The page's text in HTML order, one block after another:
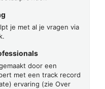
je met al je vragen via
door een
met een track record
ervaring (zie Over